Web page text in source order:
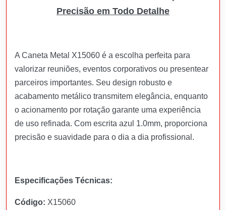
Precisão em Todo Detalhe
A Caneta Metal X15060 é a escolha perfeita para
valorizar reuniões, eventos corporativos ou presentear
parceiros importantes. Seu design robusto e
acabamento metálico transmitem elegância, enquanto
o acionamento por rotação garante uma experiência
de uso refinada. Com escrita azul 1.0mm, proporciona
precisão e suavidade para o dia a dia profissional.
Especificações Técnicas:
Código: X15060